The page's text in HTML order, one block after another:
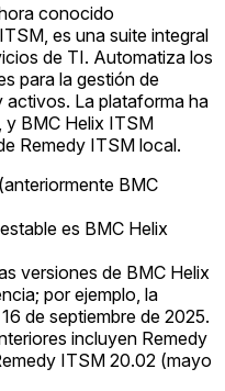
conocido
es una suite integral
de TI. Automatiza los
para la gestión de
activos. La plataforma ha
BMC Helix ITSM
Remedy ITSM local.
BMC
es BMC Helix
versiones de BMC Helix
por ejemplo, la
de septiembre de 2025.
incluyen Remedy
ITSM 20.02 (mayo